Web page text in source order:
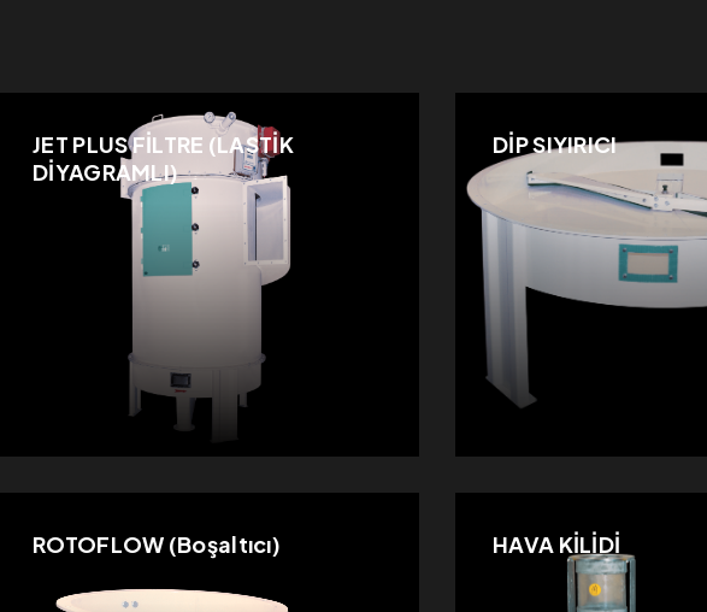
JET PLUS FİLTRE (LASTİK
DİYAGRAMLI)
DİP SIYIRICI
ROTOFLOW (Boşaltıcı) HAVA KİLİDİ